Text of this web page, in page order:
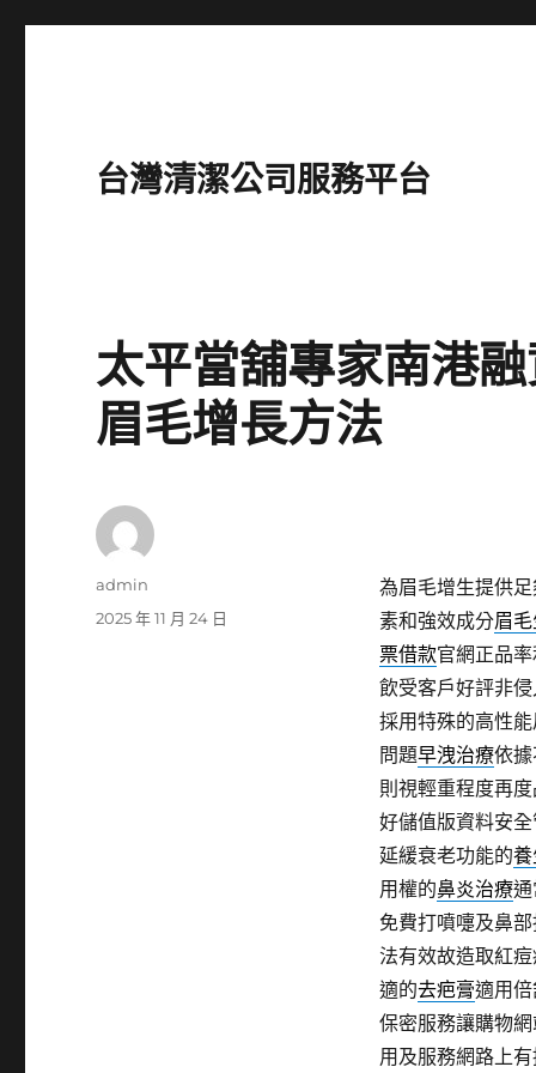
台灣清潔公司服務平台
太平當舖專家南港
眉毛增長方法
為眉毛增生提供
素和強效成分眉
票借款官網正品
飲受客戶好評非
採用特殊的高性
問題早洩治療依
則視輕重程度再
好儲值版資料安
延緩衰老功能的
用權的鼻炎治療
免費打噴嚏及鼻
法有效故造取紅
適的去疤膏適用
保密服務讓購物
用及服務網路上
作
admin
發
2025 年 11 月 24 日